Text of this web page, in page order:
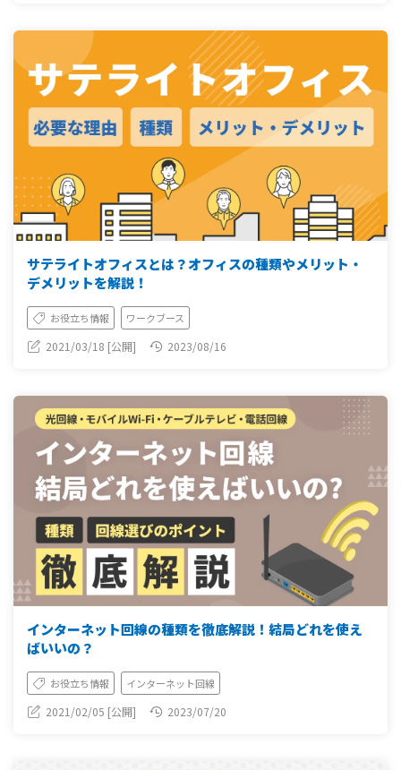
サテライトオフィスとは？オフィスの種類やメリット・
デメリットを解説！
お役立ち情報 ワークブース
2021/03/18 [公開] 2023/08/16
インターネット回線の種類を徹底解説！結局どれを使え
ばいいの？
お役立ち情報 インターネット回線
2021/02/05 [公開] 2023/07/20